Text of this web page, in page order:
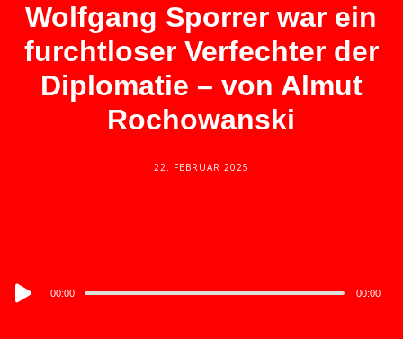
Wolfgang Sporrer war ein
furchtloser Verfechter der
Diplomatie – von Almut
Rochowanski
22. FEBRUAR 2025
Audio
00:00 00:00